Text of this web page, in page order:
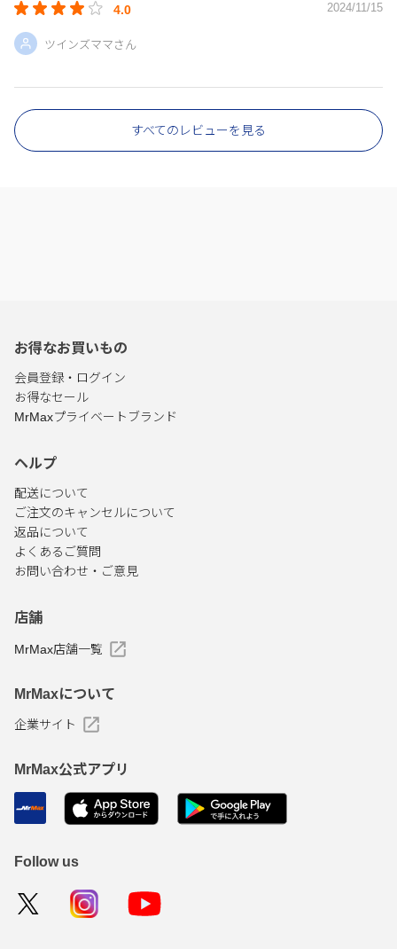
4.0 2024/11/15
ツインズママさん
すべてのレビューを見る
お得なお買いもの
会員登録・ログイン
お得なセール
MrMaxプライベートブランド
ヘルプ
配送について
ご注文のキャンセルについて
返品について
よくあるご質問
お問い合わせ・ご意見
店舗
MrMax店舗一覧
MrMaxについて
企業サイト
MrMax公式アプリ
Follow us